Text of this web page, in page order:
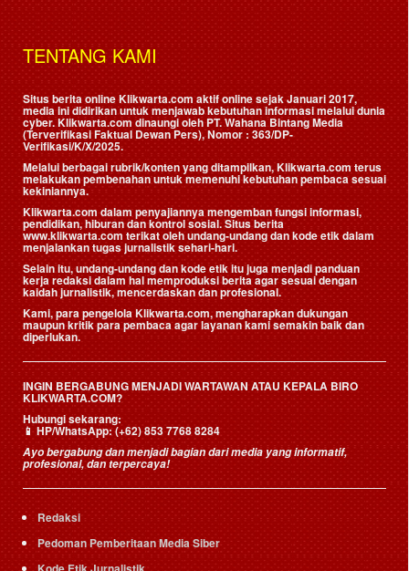
TENTANG KAMI
Situs berita online Klikwarta.com aktif online sejak Januari 2017,
media ini didirikan untuk menjawab kebutuhan informasi melalui dunia
cyber. Klikwarta.com dinaungi oleh PT. Wahana Bintang Media
(Terverifikasi Faktual Dewan Pers), Nomor : 363/DP-
Verifikasi/K/X/2025.
Melalui berbagai rubrik/konten yang ditampilkan, Klikwarta.com terus
melakukan pembenahan untuk memenuhi kebutuhan pembaca sesuai
kekiniannya.
Klikwarta.com dalam penyajiannya mengemban fungsi informasi,
pendidikan, hiburan dan kontrol sosial. Situs berita
www.klikwarta.com terikat oleh undang-undang dan kode etik dalam
menjalankan tugas jurnalistik sehari-hari.
Selain itu, undang-undang dan kode etik itu juga menjadi panduan
kerja redaksi dalam hal memproduksi berita agar sesuai dengan
kaidah jurnalistik, mencerdaskan dan profesional.
Kami, para pengelola Klikwarta.com, mengharapkan dukungan
maupun kritik para pembaca agar layanan kami semakin baik dan
diperlukan.
INGIN BERGABUNG MENJADI WARTAWAN ATAU KEPALA BIRO
KLIKWARTA.COM?
Hubungi sekarang:
📱HP/WhatsApp:(+62) 853 7768 8284
Ayo bergabung dan menjadi bagian dari media yang informatif,
profesional, dan terpercaya!
Redaksi
Pedoman Pemberitaan Media Siber